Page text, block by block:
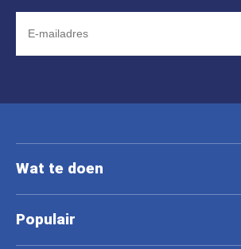
Wat te doen
Populair